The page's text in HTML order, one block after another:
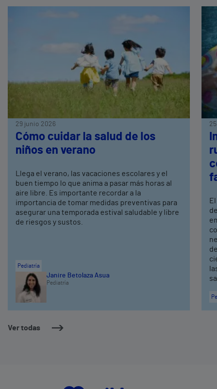
Ver todas
29 junio 2026
Cómo cuidar la salud de los
niños en verano
Llega el verano, las vacaciones escolares y el
buen tiempo lo que anima a pasar más horas al
aire libre. Es importante recordar a la
importancia de tomar medidas preventivas para
asegurar una temporada estival saludable y libre
de riesgos y sustos.
Pediatría
Janire Betolaza Asua
Pediatría